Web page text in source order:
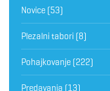
Novice (53)
Plezalni tabori (8)
Pohajkovanje (222)
Predavanja (13)